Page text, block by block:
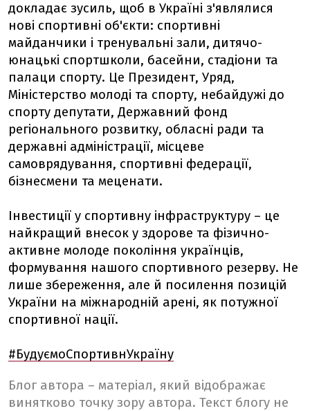
докладає зусиль, щоб в Україні з'являлися
нові спортивні об'єкти: спортивні
майданчики і тренувальні зали, дитячо-
юнацькі спортшколи, басейни, стадіони та
палаци спорту. Це Президент, Уряд,
Міністерство молоді та спорту, небайдужі до
спорту депутати, Державний фонд
регіонального розвитку, обласні ради та
державні адміністрації, місцеве
самоврядування, спортивні федерації,
бізнесмени та меценати.
Інвестиції у спортивну інфраструктуру – це
найкращий внесок у здорове та фізично-
активне молоде покоління українців,
формування нашого спортивного резерву. Не
лише збереження, але й посилення позицій
України на міжнародній арені, як потужної
спортивної нації.
#БудуємоСпортивнУкраїну
Блог автора – матеріал, який відображає
винятково точку зору автора. Текст блогу не